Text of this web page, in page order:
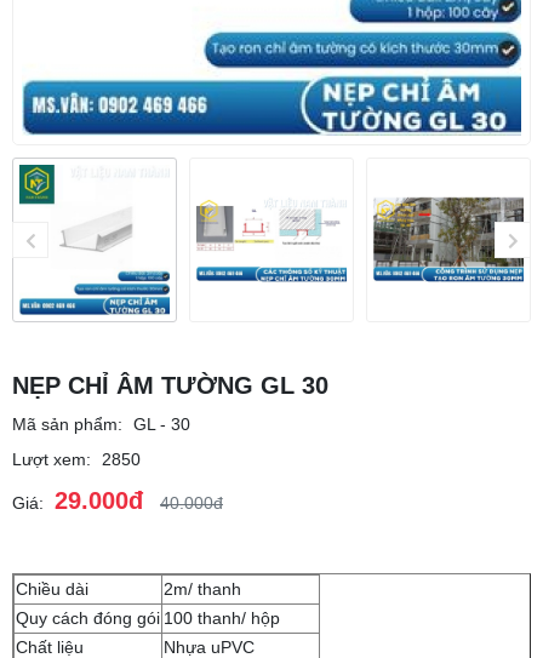
NẸP CHỈ ÂM TƯỜNG GL 30
Mã sản phẩm:
GL - 30
Lượt xem:
2850
Giá: 29.000đ 40.000đ
Chiều dài
2m/ thanh
Quy cách đóng gói 100 thanh/ hộp
Chất liệu
Nhựa uPVC